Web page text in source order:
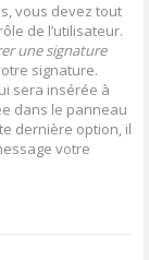
vous devez tout
de l’utilisateur.
une signature
signature.
sera insérée à
dans le panneau
dernière option, il
votre